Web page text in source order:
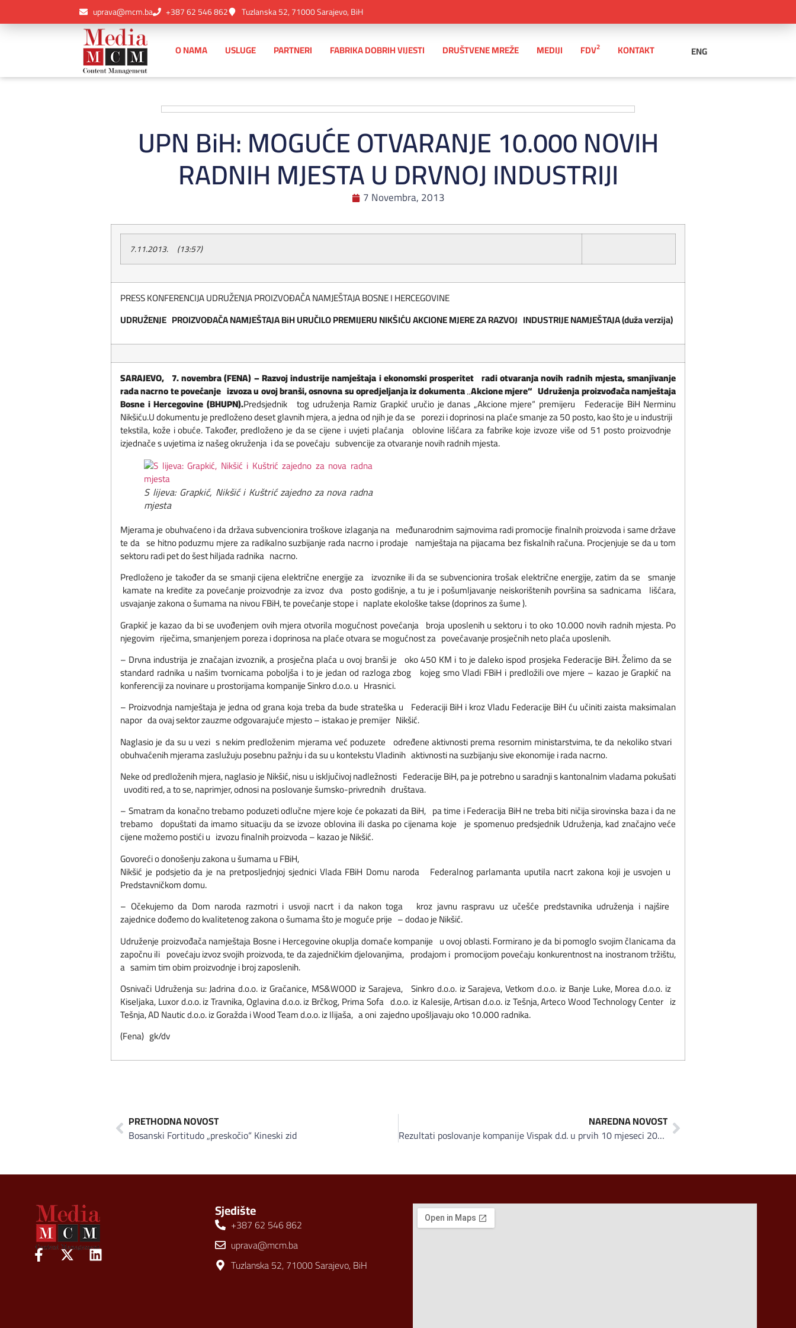
uprava@mcm.ba +387 62 546 862 Tuzlanska 52, 71000 Sarajevo, BiH
O NAMA USLUGE PARTNERI FABRIKA DOBRIH VIJESTI DRUŠTVENE MREŽE MEDIJI FDV2 KONTAKT ENG
UPN BiH: MOGUĆE OTVARANJE 10.000 NOVIH
RADNIH MJESTA U DRVNOJ INDUSTRIJI
7 Novembra, 2013
7.11.2013. (13:57)
PRESS KONFERENCIJA UDRUŽENJA PROIZVOĐAČA NAMJEŠTAJA BOSNE I HERCEGOVINE
UDRUŽENJE PROIZVOĐAČA NAMJEŠTAJA BiH URUČILO PREMIJERU NIKŠIĆU AKCIONE MJERE ZA RAZVOJ INDUSTRIJE NAMJEŠTAJA (duža verzija)
SARAJEVO, 7. novembra (FENA) – Razvoj industrije namještaja i ekonomski prosperitet radi otvaranja novih radnih mjesta, smanjivanje
rada nacrno te povećanje izvoza u ovoj branši, osnovna su opredjeljanja iz dokumenta „Akcione mjere“ Udruženja proizvođača namještaja
Bosne i Hercegovine (BHUPN).Predsjednik tog udruženja Ramiz Grapkić uručio je danas „Akcione mjere“ premijeru Federacije BiH Nerminu
Nikšiću.U dokumentu je predloženo deset glavnih mjera, a jedna od njih je da se porezi i doprinosi na plaće smanje za 50 posto, kao što je u industriji
tekstila, kože i obuće. Također, predloženo je da se cijene i uvjeti plaćanja oblovine lišćara za fabrike koje izvoze više od 51 posto proizvodnje
izjednače s uvjetima iz našeg okruženja i da se povećaju subvencije za otvaranje novih radnih mjesta.
S lijeva: Grapkić, Nikšić i Kuštrić zajedno za nova radna
mjesta
Mjerama je obuhvaćeno i da država subvencionira troškove izlaganja na međunarodnim sajmovima radi promocije finalnih proizvoda i same države
te da se hitno poduzmu mjere za radikalno suzbijanje rada nacrno i prodaje namještaja na pijacama bez fiskalnih računa. Procjenjuje se da u tom
sektoru radi pet do šest hiljada radnika nacrno.
Predloženo je također da se smanji cijena električne energije za izvoznike ili da se subvencionira trošak električne energije, zatim da se smanje
kamate na kredite za povećanje proizvodnje za izvoz dva posto godišnje, a tu je i pošumljavanje neiskorištenih površina sa sadnicama lišćara,
usvajanje zakona o šumama na nivou FBiH, te povećanje stope i naplate ekološke takse (doprinos za šume ).
Grapkić je kazao da bi se uvođenjem ovih mjera otvorila mogućnost povećanja broja uposlenih u sektoru i to oko 10.000 novih radnih mjesta. Po
njegovim riječima, smanjenjem poreza i doprinosa na plaće otvara se mogućnost za povećavanje prosječnih neto plaća uposlenih.
– Drvna industrija je značajan izvoznik, a prosječna plaća u ovoj branši je oko 450 KM i to je daleko ispod prosjeka Federacije BiH. Želimo da se
standard radnika u našim tvornicama poboljša i to je jedan od razloga zbog kojeg smo Vladi FBiH i predložili ove mjere – kazao je Grapkić na
konferenciji za novinare u prostorijama kompanije Sinkro d.o.o. u Hrasnici.
– Proizvodnja namještaja je jedna od grana koja treba da bude strateška u Federaciji BiH i kroz Vladu Federacije BiH ću učiniti zaista maksimalan
napor da ovaj sektor zauzme odgovarajuće mjesto – istakao je premijer Nikšić.
Naglasio je da su u vezi s nekim predloženim mjerama već poduzete određene aktivnosti prema resornim ministarstvima, te da nekoliko stvari
obuhvaćenih mjerama zaslužuju posebnu pažnju i da su u kontekstu Vladinih aktivnosti na suzbijanju sive ekonomije i rada nacrno.
Neke od predloženih mjera, naglasio je Nikšić, nisu u isključivoj nadležnosti Federacije BiH, pa je potrebno u saradnji s kantonalnim vladama pokušati
uvoditi red, a to se, naprimjer, odnosi na poslovanje šumsko-privrednih društava.
– Smatram da konačno trebamo poduzeti odlučne mjere koje će pokazati da BiH, pa time i Federacija BiH ne treba biti ničija sirovinska baza i da ne
trebamo dopuštati da imamo situaciju da se izvoze oblovina ili daska po cijenama koje je spomenuo predsjednik Udruženja, kad značajno veće
cijene možemo postići u izvozu finalnih proizvoda – kazao je Nikšić.
Govoreći o donošenju zakona u šumama u FBiH,
Nikšić je podsjetio da je na pretposljednjoj sjednici Vlada FBiH Domu naroda Federalnog parlamanta uputila nacrt zakona koji je usvojen u
Predstavničkom domu.
– Očekujemo da Dom naroda razmotri i usvoji nacrt i da nakon toga kroz javnu raspravu uz učešće predstavnika udruženja i najšire
zajednice dođemo do kvalitetenog zakona o šumama što je moguće prije – dodao je Nikšić.
Udruženje proizvođača namještaja Bosne i Hercegovine okuplja domaće kompanije u ovoj oblasti. Formirano je da bi pomoglo svojim članicama da
započnu ili povećaju izvoz svojih proizvoda, te da zajedničkim djelovanjima, prodajom i promocijom povećaju konkurentnost na inostranom tržištu,
a samim tim obim proizvodnje i broj zaposlenih.
Osnivači Udruženja su: Jadrina d.o.o. iz Gračanice, MS&WOOD iz Sarajeva, Sinkro d.o.o. iz Sarajeva, Vetkom d.o.o. iz Banje Luke, Morea d.o.o. iz
Kiseljaka, Luxor d.o.o. iz Travnika, Oglavina d.o.o. iz Brčkog, Prima Sofa d.o.o. iz Kalesije, Artisan d.o.o. iz Tešnja, Arteco Wood Technology Center iz
Tešnja, AD Nautic d.o.o. iz Goražda i Wood Team d.o.o. iz Ilijaša, a oni zajedno upošljavaju oko 10.000 radnika.
(Fena) gk/dv
PRETHODNA NOVOST
Bosanski Fortitudo „preskočio“ Kineski zid
NAREDNA NOVOST
Rezultati poslovanje kompanije Vispak d.d. u prvih 10 mjeseci 2013.
Sjedište
+387 62 546 862
uprava@mcm.ba
Tuzlanska 52, 71000 Sarajevo, BiH